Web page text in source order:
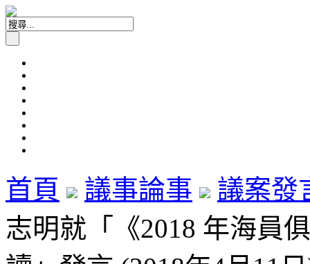
首頁 議事論事
議案發
志明就「《2018 年海員